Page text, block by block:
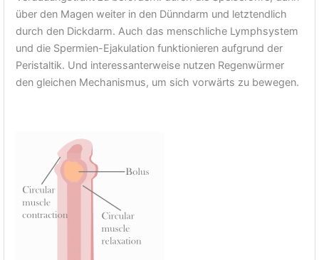
über den Magen weiter in den Dünndarm und letztendlich
durch den Dickdarm. Auch das menschliche Lymphsystem
und die Spermien-Ejakulation funktionieren aufgrund der
Peristaltik. Und interessanterweise nutzen Regenwürmer
den gleichen Mechanismus, um sich vorwärts zu bewegen.